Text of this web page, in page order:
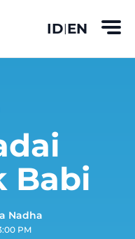
ID|EN
Babi
Nadha
PM